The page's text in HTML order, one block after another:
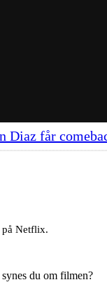
Diaz får
på Netflix.
du om filmen?